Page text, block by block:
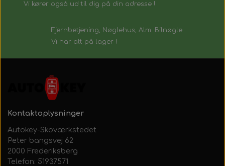
Vi kører også ud til dig på din adresse !
Fjernbetjening, Nøglehus, Alm. Bilnøgle
Vi har alt på lager !
Kontaktoplysninger
Autokey-Skoværkstedet
Peter bangsvej 62
2000 Frederiksberg
Telefon: 51937571